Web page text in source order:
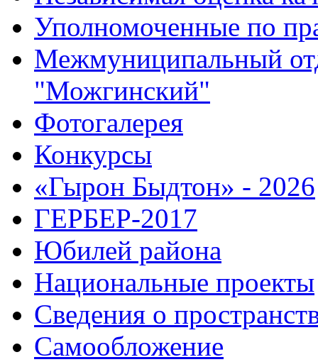
Уполномоченные по
Межмуниципальный
"Можгинский"
Фотогалерея
Конкурсы
«Гырон Быдтон» - 2026
ГЕРБЕР-2017
Юбилей района
Национальные проекты
Сведения о
Самообложение